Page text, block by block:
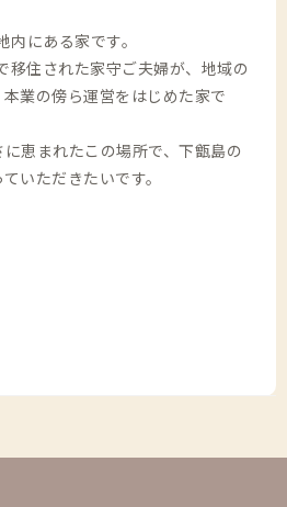
にある家です。
移住された家守ご夫婦が、地域の
業の傍ら運営をはじめた家で
恵まれたこの場所で、下甑島の
いただきたいです。